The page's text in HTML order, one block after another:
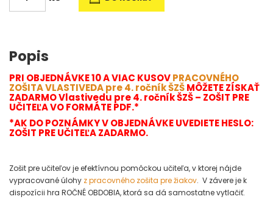
Popis
PRI OBJEDNÁVKE 10 A VIAC KUSOVPRACOVNÉHO
ZOŠITA VLASTIVEDA pre 4. ročník ŠZŠMÔŽETE ZÍSKAŤ
ZADARMO Vlastivedu pre 4. ročník ŠZŠ – ZOŠIT PRE
UČITEĽA VO FORMÁTE PDF.*
*AK DO POZNÁMKY V OBJEDNÁVKE UVEDIETE HESLO:
ZOŠIT PRE UČITEĽA ZADARMO.
Zošit pre učiteľov je efektívnou pomôckou učiteľa, v ktorej nájde
vypracované úlohy z pracovného zošita pre žiakov. V závere je k
dispozícii hra ROČNÉ OBDOBIA, ktorá sa dá samostatne vytlačiť.